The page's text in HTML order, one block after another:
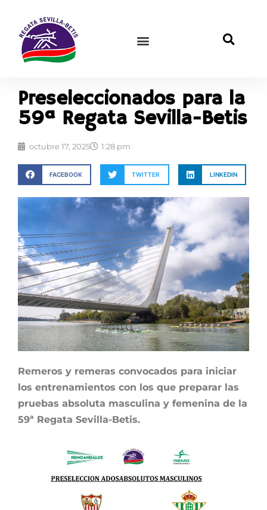
Preseleccionados para la
59ª Regata Sevilla-Betis
octubre 17, 2025 1:28 pm
FACEBOOK TWITTER LINKEDIN
Remeros y remeras convocados para iniciar
los entrenamientos con los que preparar las
pruebas absoluta masculina y femenina de la
59ª Regata Sevilla-Betis.